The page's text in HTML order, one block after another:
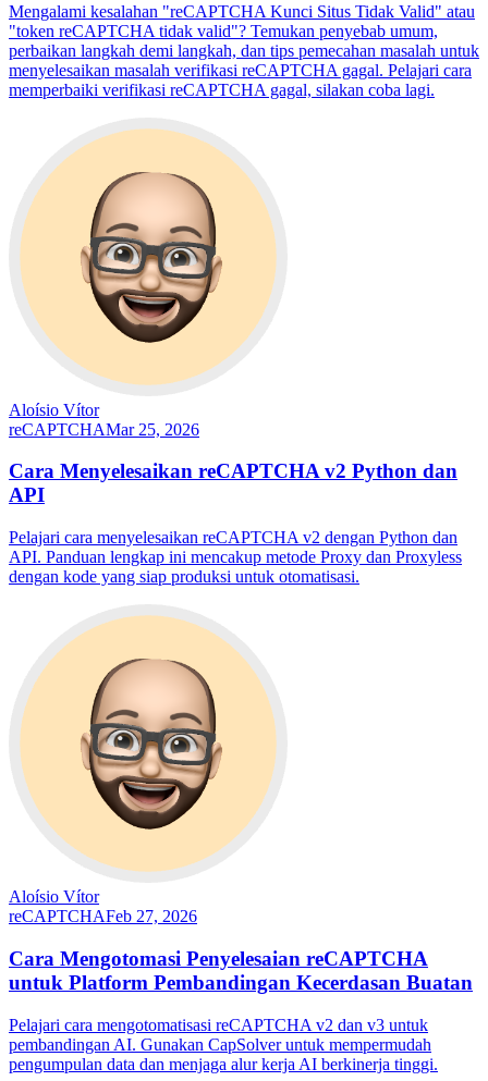
Mengalami kesalahan "reCAPTCHA Kunci Situs Tidak Valid" atau
"token reCAPTCHA tidak valid"? Temukan penyebab umum,
perbaikan langkah demi langkah, dan tips pemecahan masalah untuk
menyelesaikan masalah verifikasi reCAPTCHA gagal. Pelajari cara
memperbaiki verifikasi reCAPTCHA gagal, silakan coba lagi.
Aloísio Vítor
reCAPTCHAMar 25, 2026
Cara Menyelesaikan reCAPTCHA v2 Python dan
API
Pelajari cara menyelesaikan reCAPTCHA v2 dengan Python dan
API. Panduan lengkap ini mencakup metode Proxy dan Proxyless
dengan kode yang siap produksi untuk otomatisasi.
Aloísio Vítor
reCAPTCHAFeb 27, 2026
Cara Mengotomasi Penyelesaian reCAPTCHA
untuk Platform Pembandingan Kecerdasan Buatan
Pelajari cara mengotomatisasi reCAPTCHA v2 dan v3 untuk
pembandingan AI. Gunakan CapSolver untuk mempermudah
pengumpulan data dan menjaga alur kerja AI berkinerja tinggi.